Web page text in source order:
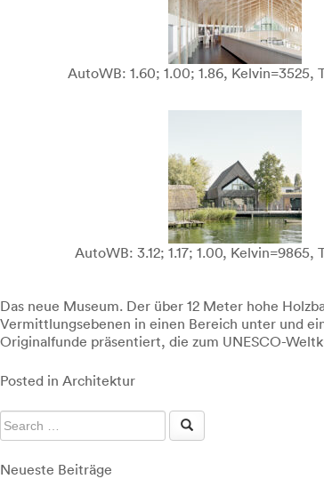
AutoWB: 1.60; 1.00; 1.86, Kelvin=3525,
AutoWB: 3.12; 1.17; 1.00, Kelvin=9865,
Das neue Museum. Der über 12 Meter hohe
Vermittlungsebenen in einen Bereich unter und
Originalfunde präsentiert, die zum UNESCO-
Posted in Architektur
Neueste Beiträge